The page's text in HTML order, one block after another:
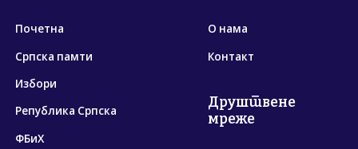
Почетна
Српска памти
Избори
Република Српска
ФБиХ
О нама
Контакт
Друштвене
мреже